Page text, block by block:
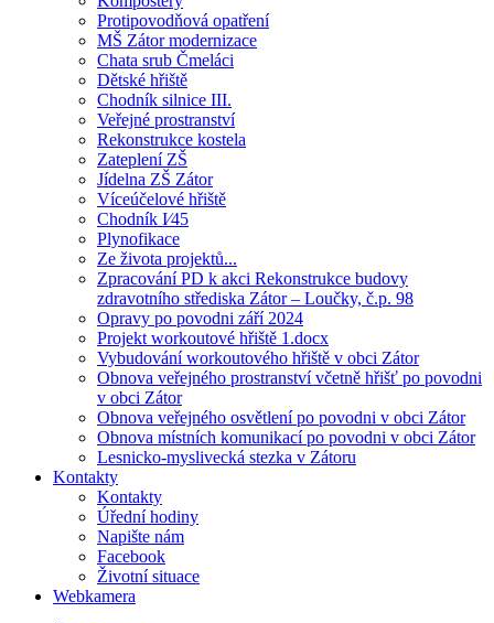
Protipovodňová opatření
MŠ Zátor modernizace
Chata srub Čmeláci
Dětské hřiště
Chodník silnice III.
Veřejné prostranství
Rekonstrukce kostela
Zateplení ZŠ
Jídelna ZŠ Zátor
Víceúčelové hřiště
Chodník I⁄45
Plynofikace
Ze života projektů...
Zpracování PD k akci Rekonstrukce budovy
zdravotního střediska Zátor – Loučky, č.p. 98
Opravy po povodni září 2024
Projekt workoutové hřiště 1.docx
Vybudování workoutového hřiště v obci Zátor
Obnova veřejného prostranství včetně hřišť po povodni
v obci Zátor
Obnova veřejného osvětlení po povodni v obci Zátor
Obnova místních komunikací po povodni v obci Zátor
Lesnicko-myslivecká stezka v Zátoru
Kontakty
Kontakty
Úřední hodiny
Napište nám
Facebook
Životní situace
Webkamera